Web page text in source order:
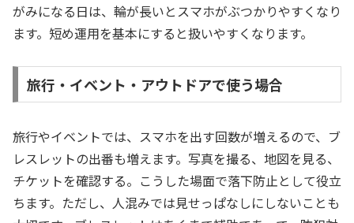
がみになる日は、輪が長いとスマホがぶつかりやすくなり
ます。短め運用を基本にすると扱いやすくなります。
旅行・イベント・アウトドアで使う場合
旅行やイベントでは、スマホを出す回数が増えるので、ブ
レスレットの出番も増えます。写真を撮る、地図を見る、
チケットを確認する。こうした場面で落下防止として役立
ちます。ただし、人混みでは見せっぱなしにしないことも